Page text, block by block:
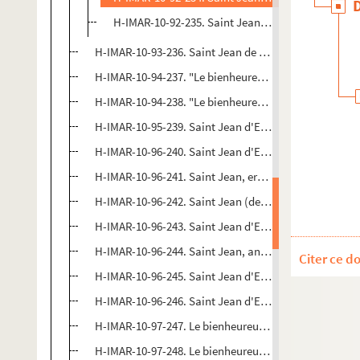
H-IMAR-10-92-235. Saint Jean l'Aumônier
H-IMAR-10-93-236. Saint Jean de Beverley, évêque de
H-IMAR-10-94-237. "Le bienheureux Jean le Bon
H-IMAR-10-94-238. "Le bienheureux Jean le Bon
H-IMAR-10-95-239. Saint Jean d'Egypte, solitaire
H-IMAR-10-96-240. Saint Jean d'Egypte, solitaire
H-IMAR-10-96-241. Saint Jean, ermite
H-IMAR-10-96-242. Saint Jean (de Dieu ?), anachorète
H-IMAR-10-96-243. Saint Jean d'Egypte, solitaire
H-IMAR-10-96-244. Saint Jean, anachorète
H-IMAR-10-96-245. Saint Jean d'Egypte, solitaire
H-IMAR-10-96-246. Saint Jean d'Egypte, solitaire
H-IMAR-10-97-247. Le bienheureux Jean Dominique
H-IMAR-10-97-248. Le bienheureux Jean Dominique
Citer ce